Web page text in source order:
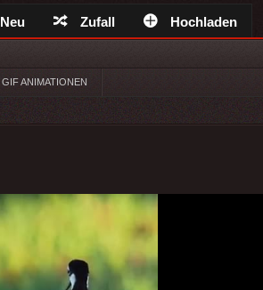
Neu Zufall Hochladen
GIF ANIMATIONEN